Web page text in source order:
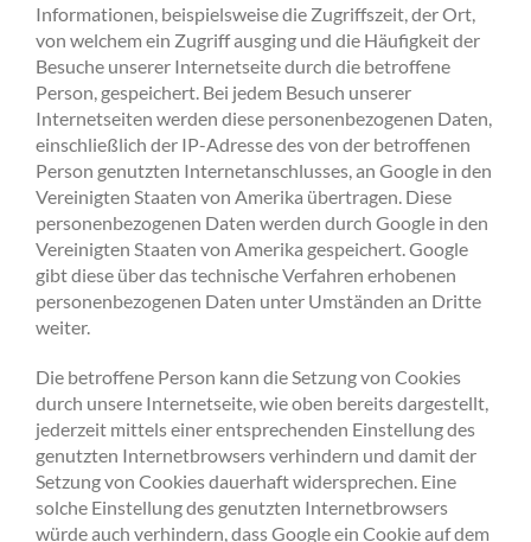
Informationen, beispielsweise die Zugriffszeit, der Ort,
von welchem ein Zugriff ausging und die Häufigkeit der
Besuche unserer Internetseite durch die betroffene
Person, gespeichert. Bei jedem Besuch unserer
Internetseiten werden diese personenbezogenen Daten,
einschließlich der IP-Adresse des von der betroffenen
Person genutzten Internetanschlusses, an Google in den
Vereinigten Staaten von Amerika übertragen. Diese
personenbezogenen Daten werden durch Google in den
Vereinigten Staaten von Amerika gespeichert. Google
gibt diese über das technische Verfahren erhobenen
personenbezogenen Daten unter Umständen an Dritte
weiter.
Die betroffene Person kann die Setzung von Cookies
durch unsere Internetseite, wie oben bereits dargestellt,
jederzeit mittels einer entsprechenden Einstellung des
genutzten Internetbrowsers verhindern und damit der
Setzung von Cookies dauerhaft widersprechen. Eine
solche Einstellung des genutzten Internetbrowsers
würde auch verhindern, dass Google ein Cookie auf dem